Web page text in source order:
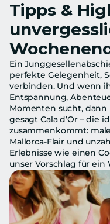
Tipps &
Ein
perfekte Gelegenheit,
verbinden. Und wenn
Entspannung,
Momenten sucht, dann
gesagt Cala d’Or – die
zusammenkommt:
Mallorca-Flair und
Erlebnisse wie einen
unser Vorschlag für